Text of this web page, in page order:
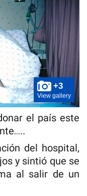
+3
View gallery
el país este
del hospital,
y sintió que se
al salir de un